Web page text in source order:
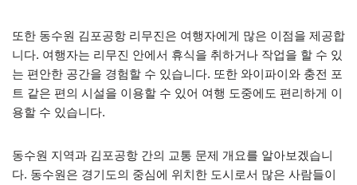
또한 동수원 김포공항 리무진은 여행자에게 많은 이점을 제공합
니다. 여행자는 리무진 안에서 휴식을 취하거나 작업을 할 수 있
는 편안한 공간을 경험할 수 있습니다. 또한 와이파이와 충전 포
트 같은 편의 시설을 이용할 수 있어 여행 도중에도 편리하게 이
용할 수 있습니다.
동수원 지역과 김포공항 간의 교통 문제 개요를 알아보겠습니
다. 동수원은 경기도의 중심에 위치한 도시로서 많은 사람들이